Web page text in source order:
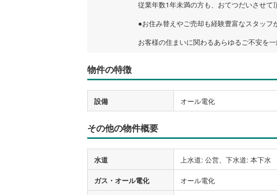
従業年数1年未満の方も、おてつだいさせて
●お住み替えやご売却も経験豊富なスタッフ
お客様の住まいに関わるあらゆるご不安を
物件の特徴
設備 オール電化
その他の物件概要
水道 上水道: 公営、下水道: 本下水
ガス・オール電化 オール電化